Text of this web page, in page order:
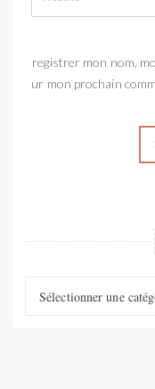
Enregistrer mon nom,
pour mon prochain
Sélectionner une